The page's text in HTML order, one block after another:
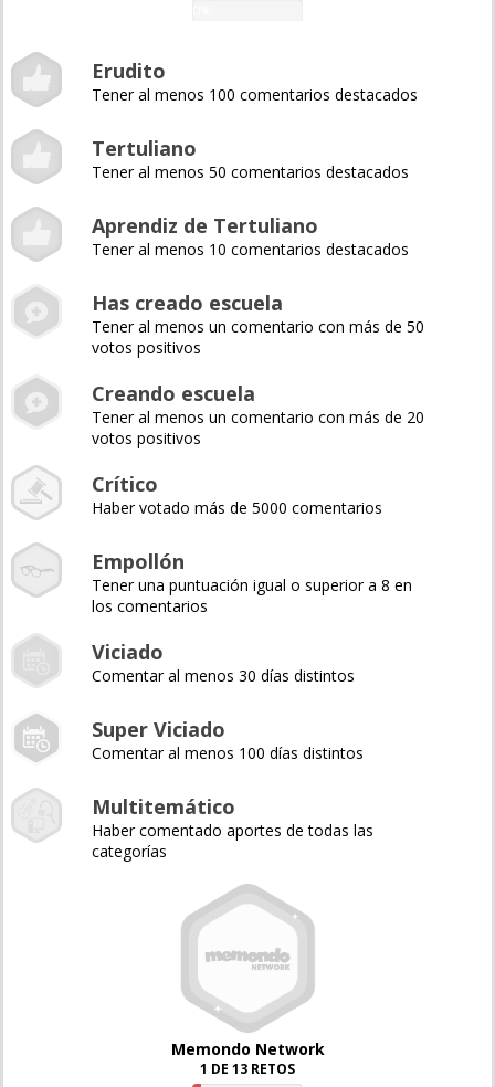
Erudito
Tener al menos 100 comentarios destacados
Tertuliano
Tener al menos 50 comentarios destacados
Aprendiz de Tertuliano
Tener al menos 10 comentarios destacados
Has creado escuela
Tener al menos un comentario con más de 50
votos positivos
Creando escuela
Tener al menos un comentario con más de 20
votos positivos
Crítico
Haber votado más de 5000 comentarios
Empollón
Tener una puntuación igual o superior a 8 en
los comentarios
Viciado
Comentar al menos 30 días distintos
Super Viciado
Comentar al menos 100 días distintos
Multitemático
Haber comentado aportes de todas las
categorías
Memondo Network
1 DE 13 RETOS